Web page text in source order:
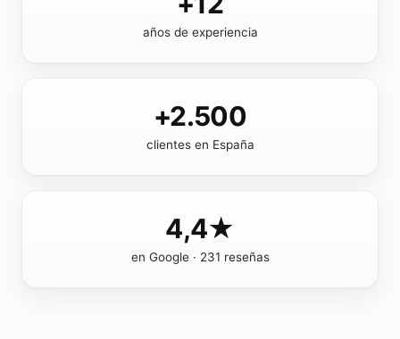
años de experiencia
+2.500
clientes en España
4,4★
en Google · 231 reseñas